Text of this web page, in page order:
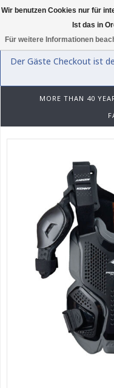
Der Gäste Checkout ist
MORE THAN 40
Wir benutzen Cookies nur für
Ist das in
Für weitere Informationen